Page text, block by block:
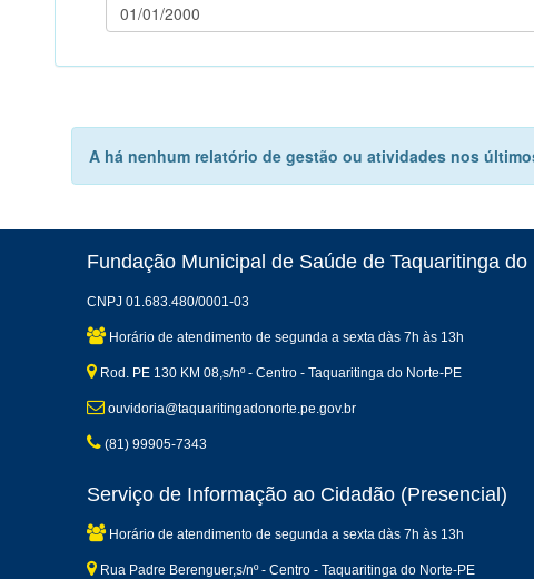
A há nenhum relatório de gestão ou atividades nos
Fundação Municipal de Saúde de Taquaritinga do
CNPJ 01.683.480/0001-03
Horário de atendimento de segunda a sexta dàs 7h às 13h
Rod. PE 130 KM 08,s/nº - Centro - Taquaritinga do Norte-PE
ouvidoria@taquaritingadonorte.pe.gov.br
(81) 99905-7343
Serviço de Informação ao Cidadão (Presencial)
Horário de atendimento de segunda a sexta dàs 7h às 13h
Rua Padre Berenguer,s/nº - Centro - Taquaritinga do Norte-PE